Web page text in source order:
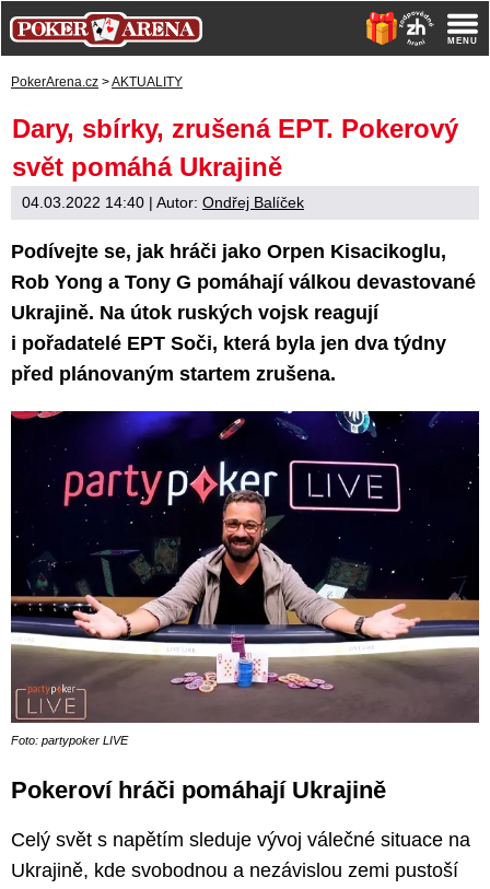
PokerArena.cz >AKTUALITY
Dary, sbírky, zrušená EPT. Pokerový
svět pomáhá Ukrajině
04.03.2022 14:40 | Autor: Ondřej Balíček
Podívejte se, jak hráči jako Orpen Kisacikoglu,
Rob Yong a Tony G pomáhají válkou devastované
Ukrajině. Na útok ruských vojsk reagují
i pořadatelé EPT Soči, která byla jen dva týdny
před plánovaným startem zrušena.
Foto: partypoker LIVE
Pokeroví hráči pomáhají Ukrajině
Celý svět s napětím sleduje vývoj válečné situace na
Ukrajině, kde svobodnou a nezávislou zemi pustoší